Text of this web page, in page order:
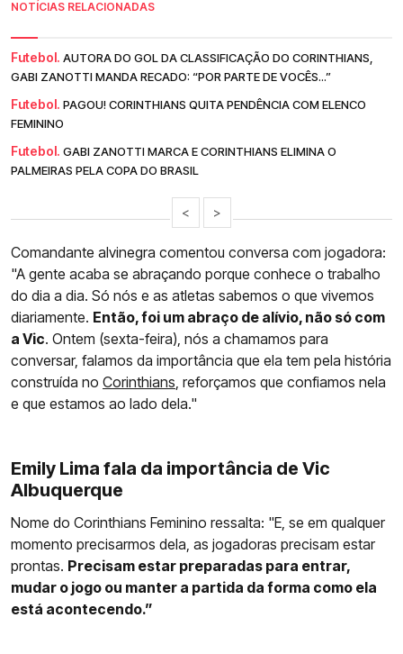
NOTÍCIAS RELACIONADAS
Futebol. AUTORA DO GOL DA CLASSIFICAÇÃO DO CORINTHIANS,
GABI ZANOTTI MANDA RECADO: “POR PARTE DE VOCÊS...”
Futebol. PAGOU! CORINTHIANS QUITA PENDÊNCIA COM ELENCO
FEMININO
Futebol. GABI ZANOTTI MARCA E CORINTHIANS ELIMINA O
PALMEIRAS PELA COPA DO BRASIL
< >
Comandante alvinegra comentou conversa com jogadora:
"A gente acaba se abraçando porque conhece o trabalho
do dia a dia. Só nós e as atletas sabemos o que vivemos
diariamente. Então, foi um abraço de alívio, não só com
a Vic. Ontem (sexta-feira), nós a chamamos para
conversar, falamos da importância que ela tem pela história
construída no Corinthians, reforçamos que confiamos nela
e que estamos ao lado dela."
Emily Lima fala da importância de Vic
Albuquerque
Nome do Corinthians Feminino ressalta: "E, se em qualquer
momento precisarmos dela, as jogadoras precisam estar
prontas. Precisam estar preparadas para entrar,
mudar o jogo ou manter a partida da forma como ela
está acontecendo.”